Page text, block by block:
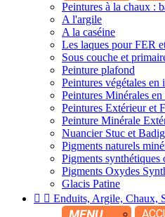
Peintures à la chaux :
A l'argile
A la caséine
Les laques pour FER
Sous couche et
Peinture plafond
Peintures végétales en
Peintures Minérales
Peintures Extérieur et
Peinture Minérale
Nuancier Stuc et
Pigments naturels
Pigments synthétiques
Pigments Oxydes
Glacis Patine
  Enduits, Argile, Chaux,